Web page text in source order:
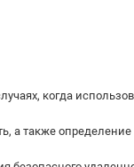
когда
а также